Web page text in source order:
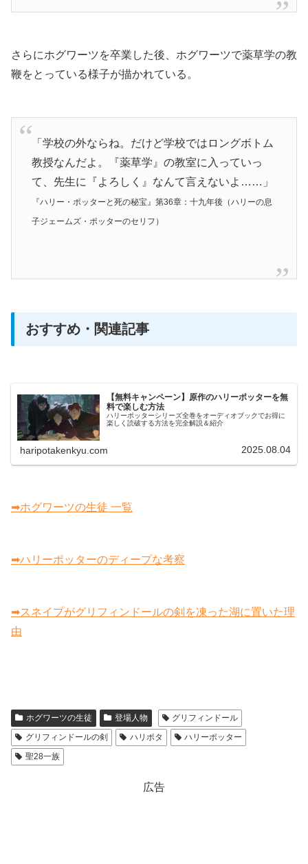
さらにホグワーツを卒業した後、ホグワーツで薬草学の教
鞭をとっている様子が描かれている。
「学校の外ならね。だけど学校ではロングボトム
教授なんだよ。『薬草学』の教室に入っていっ
て、先生に『よろしく』なんて言えないよ……」
『ハリー・ポッターと死の秘宝』第36章：十九年後（ハリーの息
子ジェームズ・ポッターのセリフ）
おすすめ・関連記事
【無料キャンペーン】原作のハリーポッターを無
料で楽しむ方法
ハリーポッターシリーズ全巻をオーディオブックでお得に
楽しく読破する方法を完全解説＆紹介
haripotakenkyu.com 2025.08.04
➡ホグワーツの生徒 一覧
➡ハリーポッターのディープな考察
➡スネイプがグリフィンドールの剣を凍った湖に置いた理
由
ホグワーツの生徒 登場人物
グリフィンドール
グリフィンドールの剣
ハリポタ
ハリーポッター
聖28一族
広告